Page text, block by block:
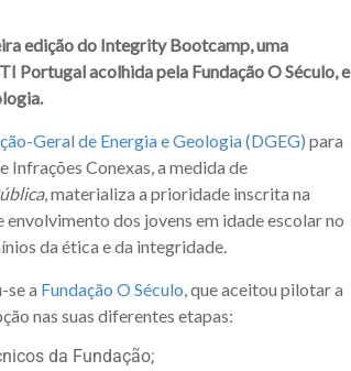
edição do Integrity Bootcamp, uma
Portugal acolhida pela Fundação O Século, e
Geral de Energia e Geologia (DGEG) para
Infrações Conexas, a medida de
, materializa a prioridade inscrita na
dos jovens em idade escolar no
da ética e da integridade.
se a Fundação O Século , que aceitou pilotar a
nas suas diferentes etapas:
da Fundação;